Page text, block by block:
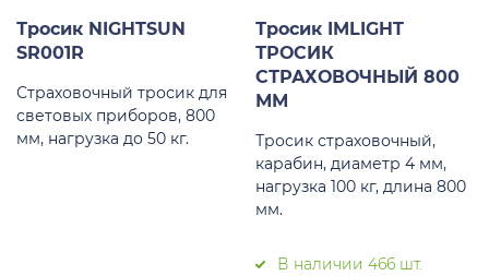
Тросик NIGHTSUN
SR001R
Страховочный тросик для
световых приборов, 800
мм, нагрузка до 50 кг.
Тросик IMLIGHT
ТРОСИК
СТРАХОВОЧНЫЙ 800
ММ
Тросик страховочный,
карабин, диаметр 4 мм,
нагрузка 100 кг, длина 800
мм.
В наличии 466 шт.